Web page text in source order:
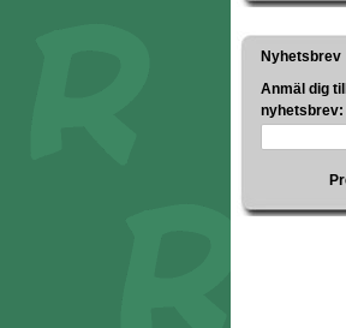
Nyhetsbrev
Anmäl dig
nyhetsbrev: